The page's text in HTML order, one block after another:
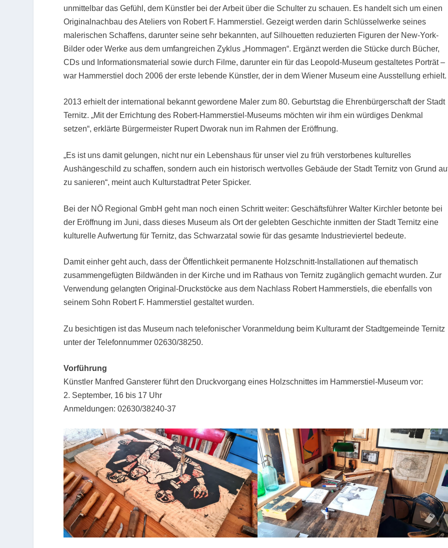
unmittelbar das Gefühl, dem Künstler bei der Arbeit über die Schulter zu schauen. Es handelt sich um einen
Originalnachbau des Ateliers von Robert F. Hammerstiel. Gezeigt werden darin Schlüsselwerke seines
malerischen Schaffens, darunter seine sehr bekannten, auf Silhouetten reduzierten Figuren der New-York-
Bilder oder Werke aus dem umfangreichen Zyklus „Hommagen“. Ergänzt werden die Stücke durch Bücher,
CDs und Informationsmaterial sowie durch Filme, darunter ein für das Leopold-Museum gestaltetes Porträt –
war Hammerstiel doch 2006 der erste lebende Künstler, der in dem Wiener Museum eine Ausstellung erhielt.
2013 erhielt der international bekannt gewordene Maler zum 80. Geburtstag die Ehrenbürgerschaft der Stadt
Ternitz. „Mit der Errichtung des Robert-Hammerstiel-Museums möchten wir ihm ein würdiges Denkmal
setzen“, erklärte Bürgermeister Rupert Dworak nun im Rahmen der Eröffnung.
„Es ist uns damit gelungen, nicht nur ein Lebenshaus für unser viel zu früh verstorbenes kulturelles
Aushängeschild zu schaffen, sondern auch ein historisch wertvolles Gebäude der Stadt Ternitz von Grund
zu sanieren“, meint auch Kulturstadtrat Peter Spicker.
Bei der NÖ Regional GmbH geht man noch einen Schritt weiter: Geschäftsführer Walter Kirchler betonte bei
der Eröffnung im Juni, dass dieses Museum als Ort der gelebten Geschichte inmitten der Stadt Ternitz eine
kulturelle Aufwertung für Ternitz, das Schwarzatal sowie für das gesamte Industrieviertel bedeute.
Damit einher geht auch, dass der Öffentlichkeit permanente Holzschnitt-Installationen auf thematisch
zusammengefügten Bildwänden in der Kirche und im Rathaus von Ternitz zugänglich gemacht wurden. Zur
Verwendung gelangten Original-Druckstöcke aus dem Nachlass Robert Hammerstiels, die ebenfalls von
seinem Sohn Robert F. Hammerstiel gestaltet wurden.
Zu besichtigen ist das Museum nach telefonischer Voranmeldung beim Kulturamt der Stadtgemeinde Ternitz
unter der Telefonnummer 02630/38250.
Vorführung
Künstler Manfred Gansterer führt den Druckvorgang eines Holzschnittes im Hammerstiel-Museum vor:
2. September, 16 bis 17 Uhr
Anmeldungen: 02630/38240-37